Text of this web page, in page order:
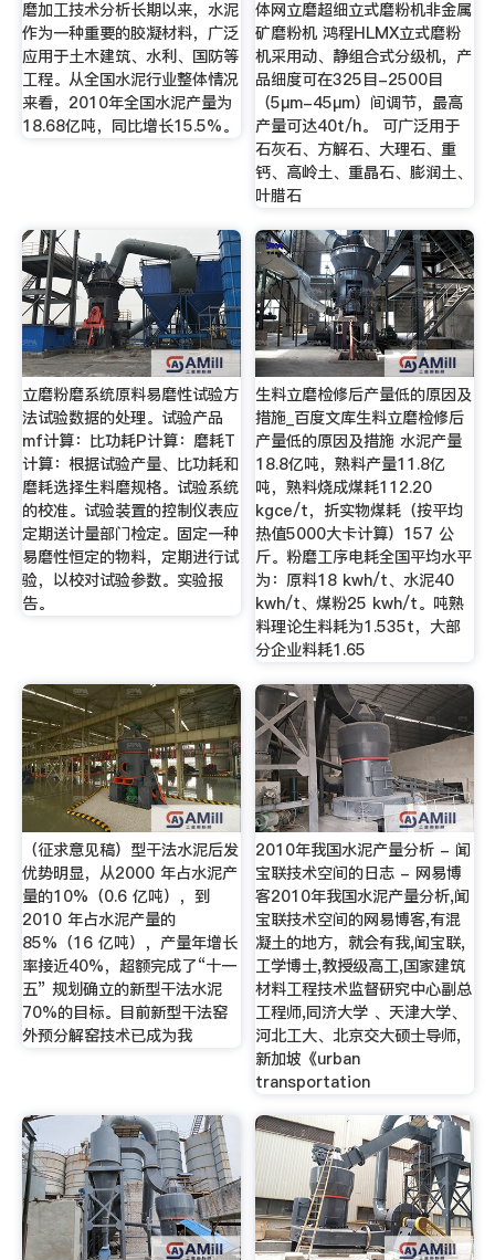
磨加工技术分析长期以来，水泥
作为一种重要的胶凝材料，广泛
应用于土木建筑、水利、国防等
工程。从全国水泥行业整体情况
来看，2010年全国水泥产量为
18.68亿吨，同比增长15.5%。
体网立磨超细立式磨粉机非金属
矿磨粉机 鸿程HLMX立式磨粉
机采用动、静组合式分级机，产
品细度可在325目-2500目
（5μm-45μm）间调节，最高
产量可达40t/h。 可广泛用于
石灰石、方解石、大理石、重
钙、高岭土、重晶石、膨润土、
叶腊石
立磨粉磨系统原料易磨性试验方
法试验数据的处理。试验产品
mf计算：比功耗P计算：磨耗T
计算：根据试验产量、比功耗和
磨耗选择生料磨规格。试验系统
的校准。试验装置的控制仪表应
定期送计量部门检定。固定一种
易磨性恒定的物料，定期进行试
验，以校对试验参数。实验报
告。
生料立磨检修后产量低的原因及
措施_百度文库生料立磨检修后
产量低的原因及措施 水泥产量
18.8亿吨，熟料产量11.8亿
吨，熟料烧成煤耗112.20
kgce/t，折实物煤耗（按平均
热值5000大卡计算）157 公
斤。粉磨工序电耗全国平均水平
为：原料18 kwh/t、水泥40
kwh/t、煤粉25 kwh/t。吨熟
料理论生料耗为1.535t，大部
分企业料耗1.65
（征求意见稿）型干法水泥后发
优势明显，从2000 年占水泥产
量的10%（0.6 亿吨），到
2010 年占水泥产量的
85%（16 亿吨），产量年增长
率接近40%，超额完成了“十一
五” 规划确立的新型干法水泥
70%的目标。目前新型干法窑
外预分解窑技术已成为我
2010年我国水泥产量分析 - 闻
宝联技术空间的日志 - 网易博
客2010年我国水泥产量分析,闻
宝联技术空间的网易博客,有混
凝土的地方，就会有我,闻宝联,
工学博士,教授级高工,国家建筑
材料工程技术监督研究中心副总
工程师,同济大学 、天津大学、
河北工大、北京交大硕士导师,
新加坡《urban
transportation